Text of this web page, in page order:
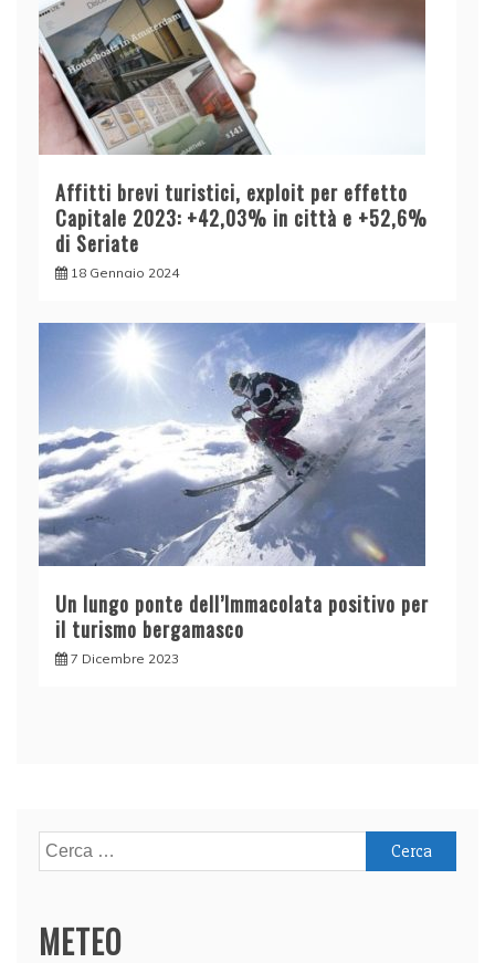
Affitti brevi turistici, exploit per effetto
Capitale 2023: +42,03% in città e +52,6%
di Seriate
18 Gennaio 2024
Un lungo ponte dell’Immacolata positivo per
il turismo bergamasco
7 Dicembre 2023
Ricerca
per:
METEO